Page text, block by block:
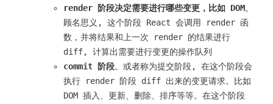
render 阶段决定需要进行哪些变更，比如 DOM。
顾名思义, 这个阶段 React 会调用 render 函
数，并将结果和上一次 render 的结果进行
diff, 计算出需要进行变更的操作队列
commit 阶段。或者称为提交阶段, 在这个阶段会
执行 render 阶段 diff 出来的变更请求。比如
DOM 插入、更新、删除、排序等等。在这个阶段